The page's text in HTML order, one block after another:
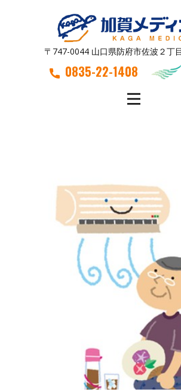
〒747-0044 山口県防府市佐波２丁
0835-22-1408